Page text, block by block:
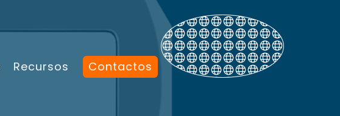
Recursos Contactos